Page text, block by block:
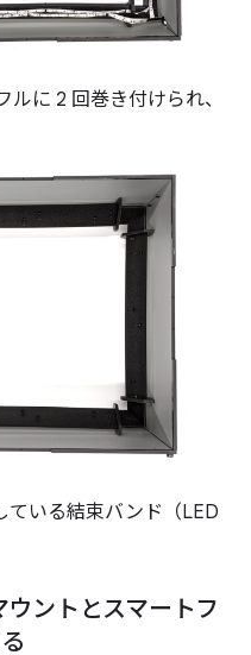
ルに 2 回巻き付けられ、
ている結束バンド（LED
ントとスマートフ